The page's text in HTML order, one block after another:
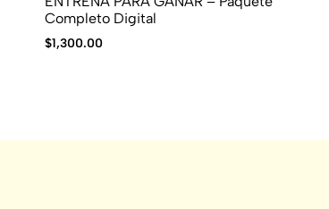
Completo Digital
$1,300.00